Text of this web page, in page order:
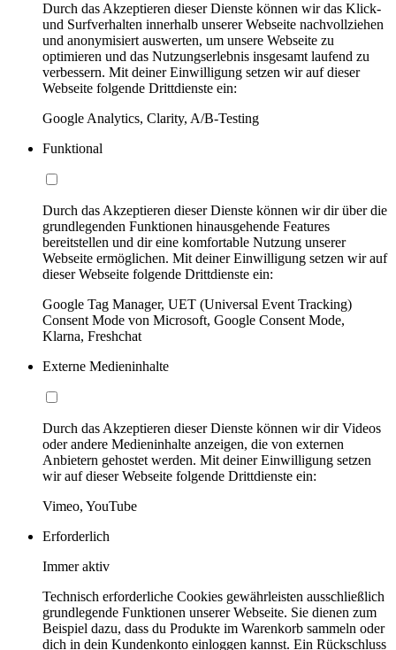
Durch das Akzeptieren dieser Dienste können wir das Klick-
und Surfverhalten innerhalb unserer Webseite nachvollziehen
und anonymisiert auswerten, um unsere Webseite zu
optimieren und das Nutzungserlebnis insgesamt laufend zu
verbessern. Mit deiner Einwilligung setzen wir auf dieser
Webseite folgende Drittdienste ein:
Google Analytics, Clarity, A/B-Testing
Funktional
Durch das Akzeptieren dieser Dienste können wir dir über die
grundlegenden Funktionen hinausgehende Features
bereitstellen und dir eine komfortable Nutzung unserer
Webseite ermöglichen. Mit deiner Einwilligung setzen wir auf
dieser Webseite folgende Drittdienste ein:
Google Tag Manager, UET (Universal Event Tracking)
Consent Mode von Microsoft, Google Consent Mode,
Klarna, Freshchat
Externe Medieninhalte
Durch das Akzeptieren dieser Dienste können wir dir Videos
oder andere Medieninhalte anzeigen, die von externen
Anbietern gehostet werden. Mit deiner Einwilligung setzen
wir auf dieser Webseite folgende Drittdienste ein:
Vimeo, YouTube
Erforderlich
Immer aktiv
Technisch erforderliche Cookies gewährleisten ausschließlich
grundlegende Funktionen unserer Webseite. Sie dienen zum
Beispiel dazu, dass du Produkte im Warenkorb sammeln oder
dich in dein Kundenkonto einloggen kannst. Ein Rückschluss